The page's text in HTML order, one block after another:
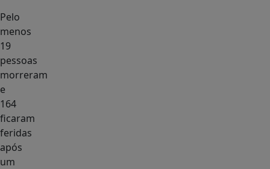
Pelo
menos
19
pessoas
morreram
e
164
ficaram
feridas
após
um